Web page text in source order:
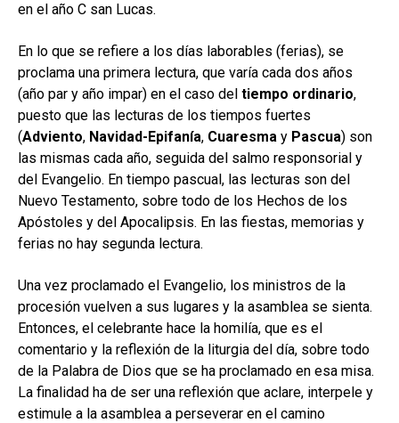
en el año C san Lucas.
En lo que se refiere a los días laborables (ferias), se
proclama una primera lectura, que varía cada dos años
(año par y año impar) en el caso del tiempo ordinario,
puesto que las lecturas de los tiempos fuertes
(Adviento, Navidad-Epifanía, Cuaresma y Pascua) son
las mismas cada año, seguida del salmo responsorial y
del Evangelio. En tiempo pascual, las lecturas son del
Nuevo Testamento, sobre todo de los Hechos de los
Apóstoles y del Apocalipsis. En las fiestas, memorias y
ferias no hay segunda lectura.
Una vez proclamado el Evangelio, los ministros de la
procesión vuelven a sus lugares y la asamblea se sienta.
Entonces, el celebrante hace la homilía, que es el
comentario y la reflexión de la liturgia del día, sobre todo
de la Palabra de Dios que se ha proclamado en esa misa.
La finalidad ha de ser una reflexión que aclare, interpele y
estimule a la asamblea a perseverar en el camino